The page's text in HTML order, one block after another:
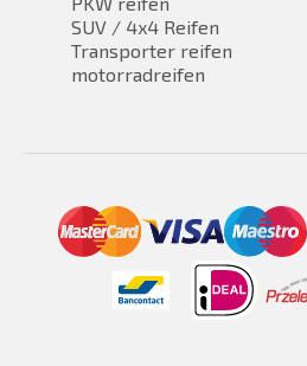
SUV / 4x4 Reifen
Transporter reifen
motorradreifen